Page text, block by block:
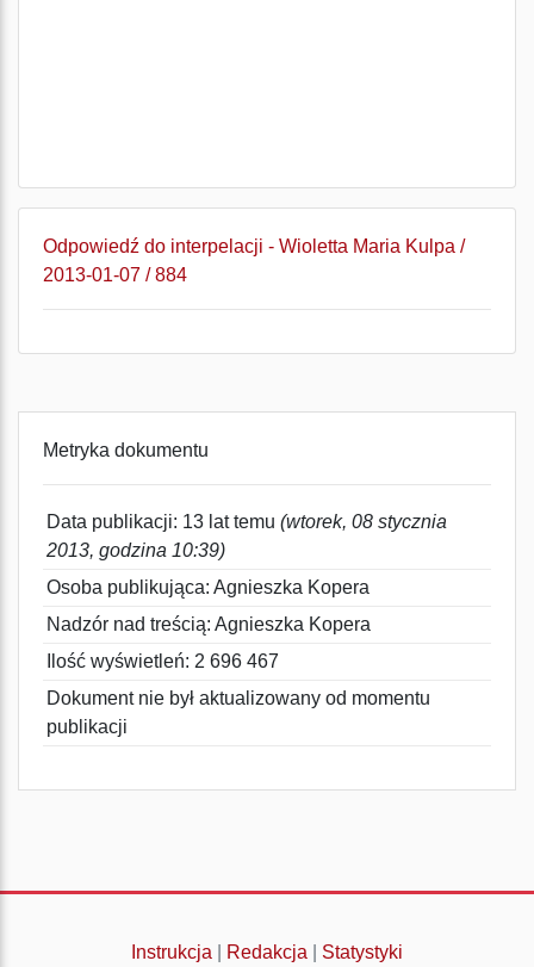
Odpowiedź do interpelacji - Wioletta Maria Kulpa /
2013-01-07 / 884
Metryka dokumentu
Data publikacji: 13 lat temu (wtorek, 08 stycznia
2013, godzina 10:39)
Osoba publikująca: Agnieszka Kopera
Nadzór nad treścią: Agnieszka Kopera
Ilość wyświetleń: 2 696 467
Dokument nie był aktualizowany od momentu
publikacji
Instrukcja Redakcja Statystyki